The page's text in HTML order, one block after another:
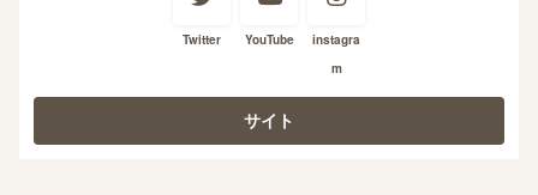
Twitter YouTube
instagra
m